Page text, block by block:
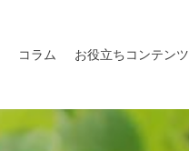
コラム お役立ちコンテンツ